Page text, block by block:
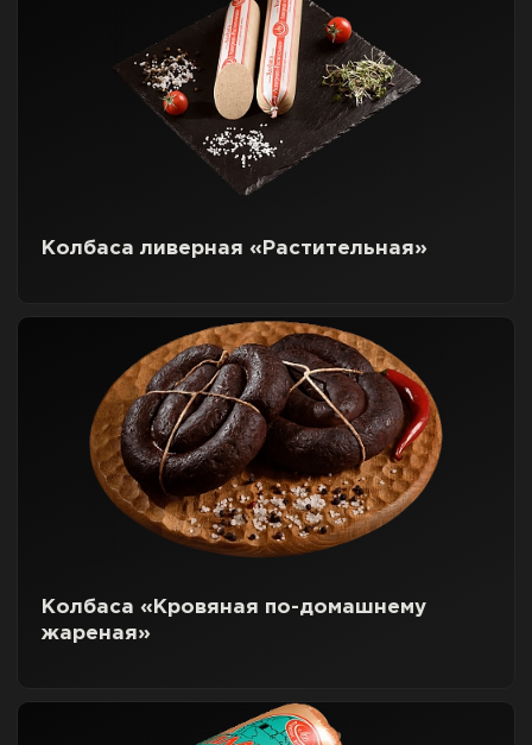
Колбаса ливерная «Растительная»
Колбаса «Кровяная по-домашнему
жареная»